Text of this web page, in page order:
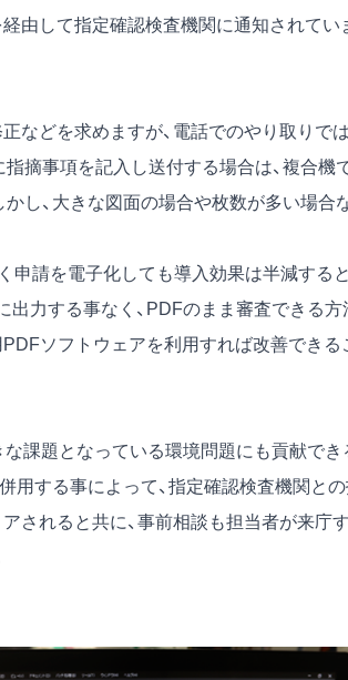
経由して指定確認検査機関に通知されてい
などを求めますが、電話でのやり取りでは
摘事項を記入し送付する場合は、複合機
し、大きな図面の場合や枚数が多い場合
申請を電子化しても導入効果は半減すると
出力する事なく、PDFのまま審査できる方
ソフトウェアを利用すれば改善できる
な課題となっている環境問題にも貢献でき
用する事によって、指定確認検査機関と
されると共に、事前相談も担当者が来庁す